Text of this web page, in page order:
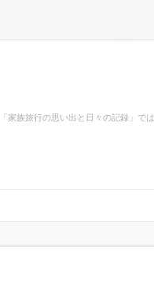
「家族旅行の思い出と日々の記録」で